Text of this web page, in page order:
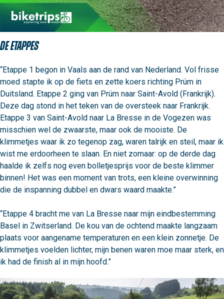
De etappes
“Etappe 1 begon in Vaals aan de rand van Nederland. Vol frisse
moed stapte ik op de fiets en zette koers richting Prüm in
Duitsland. Etappe 2 ging van Prüm naar Saint-Avold (Frankrijk).
Deze dag stond in het teken van de oversteek naar Frankrijk.
Etappe 3 van Saint-Avold naar La Bresse in de Vogezen was
misschien wel de zwaarste, maar ook de mooiste. De
klimmetjes waar ik zo tegenop zag, waren talrijk en steil, maar ik
wist me erdoorheen te slaan. En niet zomaar: op de derde dag
haalde ik zelfs nog even bolletjesprijs voor de beste klimmer
binnen! Het was een moment van trots, een kleine overwinning
die de inspanning dubbel en dwars waard maakte.”
“Etappe 4 bracht me van La Bresse naar mijn eindbestemming
Basel in Zwitserland. De kou van de ochtend maakte langzaam
plaats voor aangename temperaturen en een klein zonnetje. De
klimmetjes voelden lichter, mijn benen waren moe maar sterk, en
ik had de finish al in mijn hoofd.”